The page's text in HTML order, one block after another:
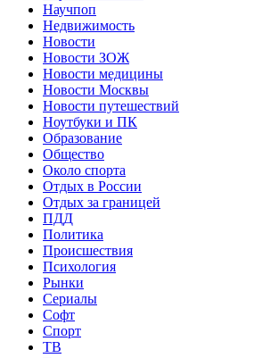
Научпоп
Недвижимость
Новости
Новости ЗОЖ
Новости медицины
Новости Москвы
Новости путешествий
Ноутбуки и ПК
Образование
Общество
Около спорта
Отдых в России
Отдых за границей
ПДД
Политика
Происшествия
Психология
Рынки
Сериалы
Софт
Спорт
ТВ